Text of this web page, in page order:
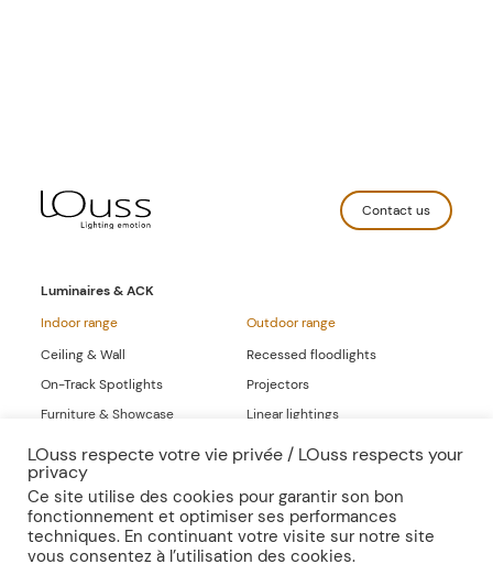
Contact us
Luminaires & ACK
Indoor range
Ceiling & Wall
On-Track Spotlights
Furniture & Showcase
Full-range Catalogs
Outdoor range
Recessed floodlights
Projectors
Linear lightings
Inspirations
Publications
Press
LOuss respecte votre vie privée / LOuss respects your
privacy
Ce site utilise des cookies pour garantir son bon
fonctionnement et optimiser ses performances
techniques. En continuant votre visite sur notre site
vous consentez à l’utilisation des cookies.